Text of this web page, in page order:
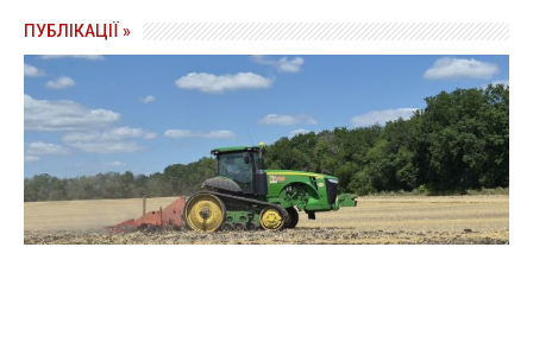
ПУБЛІКАЦІЇ »